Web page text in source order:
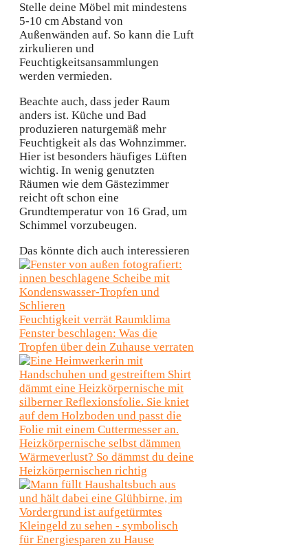
Stelle deine Möbel mit mindestens
5-10 cm Abstand von
Außenwänden auf. So kann die Luft
zirkulieren und
Feuchtigkeitsansammlungen
werden vermieden.
Beachte auch, dass jeder Raum
anders ist. Küche und Bad
produzieren naturgemäß mehr
Feuchtigkeit als das Wohnzimmer.
Hier ist besonders häufiges Lüften
wichtig. In wenig genutzten
Räumen wie dem Gästezimmer
reicht oft schon eine
Grundtemperatur von 16 Grad, um
Schimmel vorzubeugen.
Das könnte dich auch interessieren
Feuchtigkeit verrät Raumklima
Fenster beschlagen: Was die
Tropfen über dein Zuhause verraten
Heizkörpernische selbst dämmen
Wärmeverlust? So dämmst du deine
Heizkörpernischen richtig